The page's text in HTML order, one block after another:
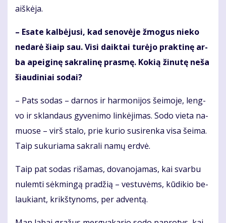
aiš­kė­ja.
– Esa­te kal­bė­ju­si, kad se­no­vė­je žmo­gus nie­ko
ne­da­rė šiaip sau. Vi­si daik­tai tu­rė­jo prak­ti­nę ar­
ba apei­gi­nę sak­ra­li­nę pras­mę. Ko­kią ži­nu­tę ne­ša
šiau­di­niai so­dai?
– Pats so­das – dar­nos ir har­mo­ni­jos šei­mo­je, leng­
vo ir sklan­daus gy­ve­ni­mo lin­kė­ji­mas. So­do vie­ta na­
muo­se – virš sta­lo, prie ku­rio su­si­ren­ka vi­sa šei­ma.
Taip su­ku­ria­ma sak­ra­li na­mų erd­vė.
Taip pat so­das ri­ša­mas, do­va­no­ja­mas, kai svar­bu
nu­lem­ti sėk­min­gą pra­džią – ves­tu­vėms, kū­di­kio be­
lau­kiant, krikš­ty­noms, per ad­ven­tą.